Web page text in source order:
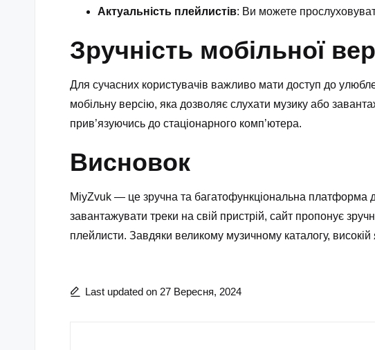
Актуальність плейлистів: Ви можете
Зручність мобільної
Для сучасних користувачів важливо мати доступ до
мобільну версію, яка дозволяє слухати музику або
прив’язуючись до стаціонарного комп’ютера.
Висновок
MiyZvuk — це зручна та багатофункціональна платформа
завантажувати треки на свій пристрій, сайт пропонує
плейлисти. Завдяки великому музичному каталогу,
Last updated on 27 Вересня, 2024